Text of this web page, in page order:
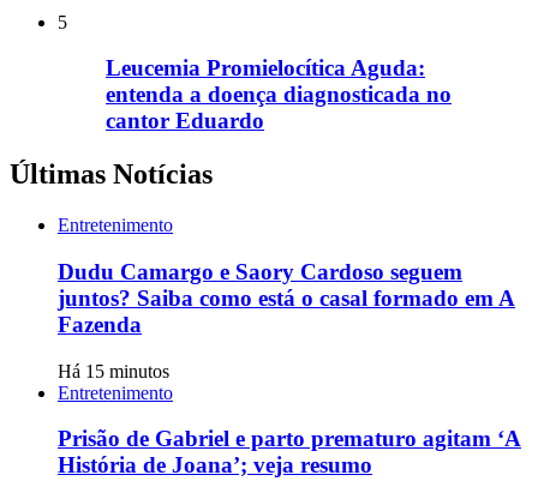
5
Leucemia Promielocítica Aguda:
entenda a doença diagnosticada no
cantor Eduardo
Últimas Notícias
Entretenimento
Dudu Camargo e Saory Cardoso seguem
juntos? Saiba como está o casal formado em A
Fazenda
Há 15 minutos
Entretenimento
Prisão de Gabriel e parto prematuro agitam ‘A
História de Joana’; veja resumo